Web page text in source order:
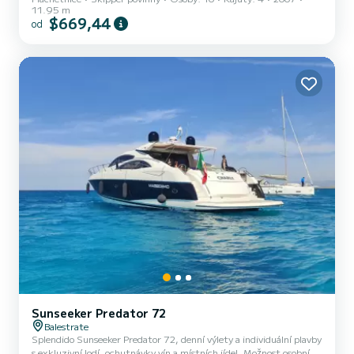
11.95 m
od $669,44
Sunseeker Predator 72
Balestrate
Splendido Sunseeker Predator 72, denní výlety a individuální plavby